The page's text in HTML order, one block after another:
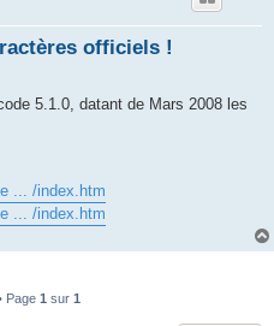
officiels !
5.1.0, datant de Mars 2008 les
... /index.htm
... /index.htm
Page 1 sur 1